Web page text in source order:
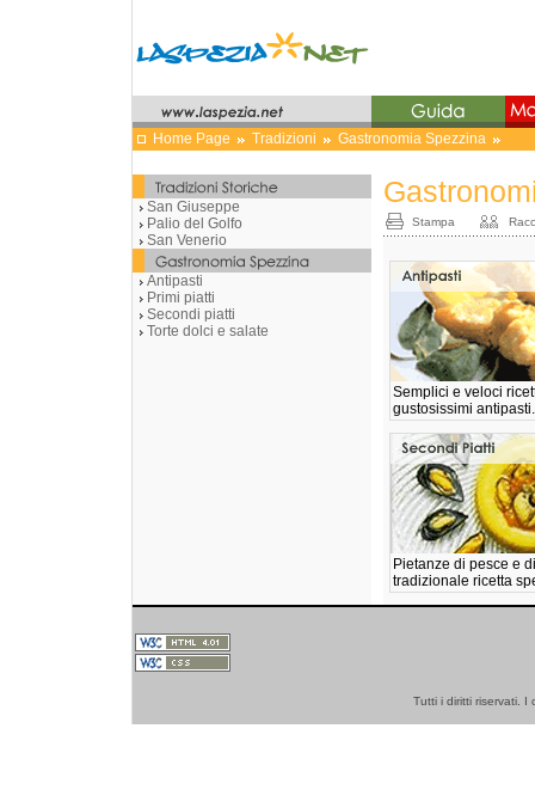
Home Page Tradizioni Gastronomia Spezzina
San Giuseppe
Palio del Golfo
San Venerio
Antipasti
Primi piatti
Secondi piatti
Torte dolci e salate
Stampa
Semplici e veloci
gustosissimi
Pietanze di pesce e
tradizionale ricetta
Tutti i diritti riservati. I